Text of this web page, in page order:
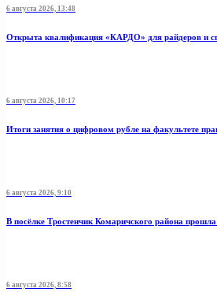
6 августа 2026, 13:48
Открыта квалификация «КАРДО» для райдеров и
6 августа 2026, 10:17
Итоги занятия о цифровом рубле на факультете
6 августа 2026, 9:10
В посёлке Тростенчик Комаричского района
6 августа 2026, 8:58